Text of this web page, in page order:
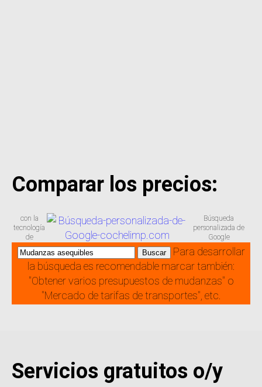
Comparar los precios:
con la
tecnología
de
Búsqueda
personalizada de
Google
Para desarrollar
la búsqueda es recomendable marcar también:
"Obtener varios presupuestos de mudanzas" o
"Mercado de tarifas de transportes", etc.
Servicios gratuitos o/y